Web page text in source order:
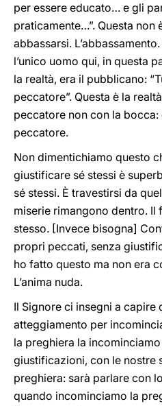
per essere educato… e gli
praticamente…”. Questa non
abbassarsi.
l’unico uomo qui, in questa
la realtà, era il pubblicano:
peccatore”. Questa è la
peccatore non con la bocca:
peccatore.
Non dimentichiamo questo
giustificare sé stessi è
sé stessi. È travestirsi da
miserie rimangono dentro. Il
stesso. [Invece bisogna]
propri peccati, senza
ho fatto questo ma non era
L’anima nuda.
Il Signore ci insegni a capire
atteggiamento per
la preghiera la
giustificazioni, con le nostre
preghiera: sarà parlare con
quando incominciamo la